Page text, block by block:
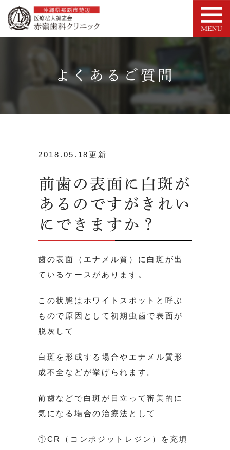
よくあるご質問
2018.05.18更新
前歯の表面に白斑が
あるのですがきれい
にできますか？
歯の表面（エナメル質）に白斑が出
ているケースがあります。
この状態はホワイトスポットと呼ぶ
もので原因として初期虫歯で表面が
脱灰して
白斑を形成する場合やエナメル質形
成不全などが挙げられます。
前歯などで白斑が目立って審美的に
気になる場合の治療法として
①CR（コンポジットレジン）を充填